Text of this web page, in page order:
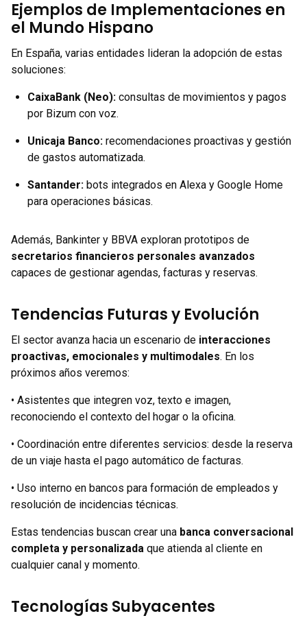
Ejemplos de Implementaciones en
el Mundo Hispano
En España, varias entidades lideran la adopción de estas
soluciones:
CaixaBank (Neo): consultas de movimientos y pagos
por Bizum con voz.
Unicaja Banco: recomendaciones proactivas y gestión
de gastos automatizada.
Santander: bots integrados en Alexa y Google Home
para operaciones básicas.
Además, Bankinter y BBVA exploran prototipos de
secretarios financieros personales avanzados
capaces de gestionar agendas, facturas y reservas.
Tendencias Futuras y Evolución
El sector avanza hacia un escenario de interacciones
proactivas, emocionales y multimodales. En los
próximos años veremos:
• Asistentes que integren voz, texto e imagen,
reconociendo el contexto del hogar o la oficina.
• Coordinación entre diferentes servicios: desde la reserva
de un viaje hasta el pago automático de facturas.
• Uso interno en bancos para formación de empleados y
resolución de incidencias técnicas.
Estas tendencias buscan crear una banca conversacional
completa y personalizada que atienda al cliente en
cualquier canal y momento.
Tecnologías Subyacentes